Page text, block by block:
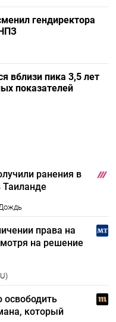
гендиректора
вблизи пика 3,5 лет
показателей